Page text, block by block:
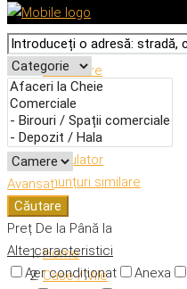
Avansat
Căutare
Preț De la Până la
Alte caracteristici
Aer condiționat
Anexa
Descriere
Caracteristici
Adresă
Detalii
Calculator
Anunțuri similare
Home
Case / Vile